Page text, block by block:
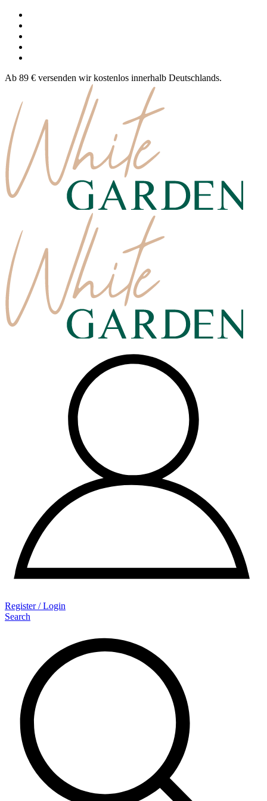
Ab 89 € versenden wir kostenlos innerhalb Deutschlands.
Register / Login
Search